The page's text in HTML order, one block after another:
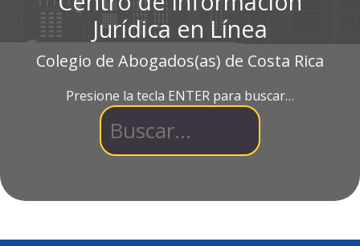
Jurídica en Línea
Colegio de Abogados(as) de Costa Rica
Presione la tecla ENTER para buscar…